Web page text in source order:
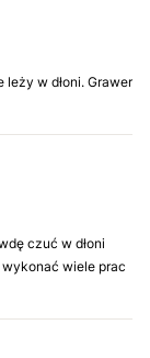
w dłoni. Grawer
czuć w dłoni
wiele prac